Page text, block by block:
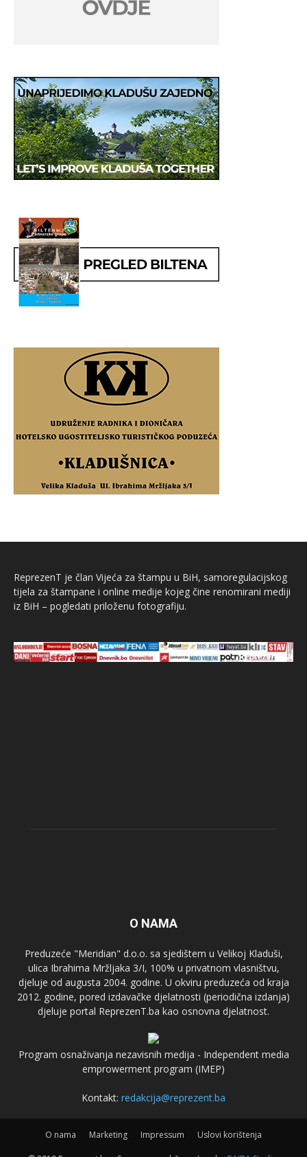
ReprezenT je član Vijeća za štampu u BiH, samoregulacijskog
tijela za štampane i online medije kojeg čine renomirani mediji
iz BiH – pogledati priloženu fotografiju.
O NAMA
Preduzeće "Meridian" d.o.o. sa sjedištem u Velikoj Kladuši,
ulica Ibrahima Mržljaka 3/I, 100% u privatnom vlasništvu,
djeluje od augusta 2004. godine. U okviru preduzeća od kraja
2012. godine, pored izdavačke djelatnosti (periodična izdanja)
djeluje portal ReprezenT.ba kao osnovna djelatnost.
Program osnaživanja nezavisnih medija - Independent media
emprowerment program (IMEP)
Kontakt: redakcija@reprezent.ba
O nama Marketing Impressum Uslovi korištenja